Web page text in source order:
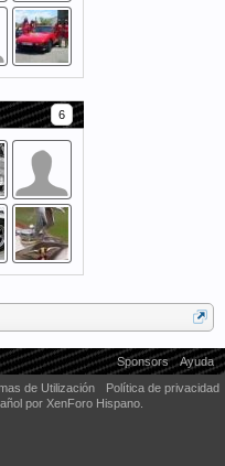
6
Sponsors
Ayuda
de Utilización
Política de privacidad
por XenForo Hispano.